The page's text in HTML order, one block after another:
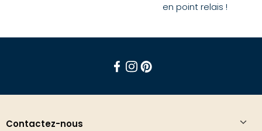
en point relais !
Contactez-nous